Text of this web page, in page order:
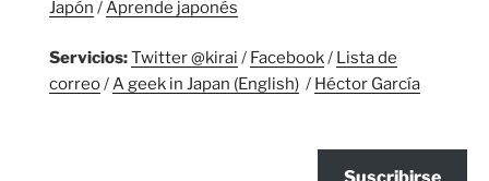
Japón / Aprende japonés
Servicios:Twitter @kirai / Facebook/ Lista de
correo/A geek in Japan (English) / Héctor García